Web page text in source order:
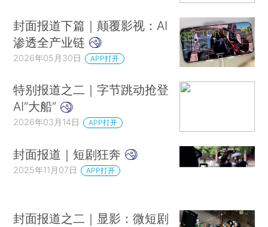
封面报道下篇｜颠覆影视：AI
渗透全产业链
2026年05月30日 APP打开
特别报道之二｜字节跳动抢登
AI“大船”
2026年03月14日 APP打开
封面报道｜短剧狂奔
2025年11月07日 APP打开
封面报道之二｜显影：微短剧